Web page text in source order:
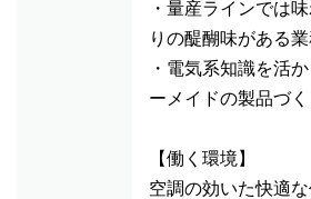
・量産ラインでは
りの醍醐味がある
・電気系知識を活
ーメイドの製品づ
【働く環境】
空調の効いた快適